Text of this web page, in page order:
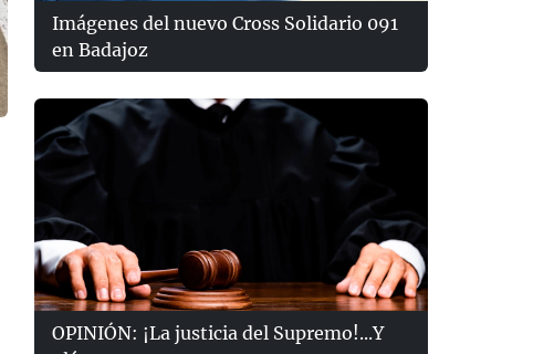
Imágenes del nuevo Cross Solidario 091
en Badajoz
OPINIÓN: ¡La justicia del Supremo!...Y